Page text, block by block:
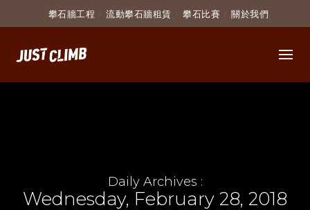
攀石牆工程 流動攀石牆租賃 攀石比賽 關於我們
Daily Archives :
Wednesday, February 28, 2018